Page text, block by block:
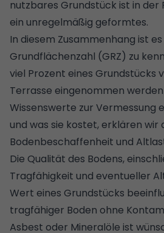
nutzbares Grundstück ist in der
ein unregelmäßig geformtes.
In diesem Zusammenhang ist
Grundflächenzahl (GRZ) zu
viel Prozent eines Grundstücks
Terrasse eingenommen
Wissenswerte zur Vermessung
und was sie kostet, erklären wir
Bodenbeschaffenheit und
Die Qualität des Bodens,
Tragfähigkeit und eventueller
Wert eines Grundstücks
tragfähiger Boden ohne
Asbest oder Mineralöle ist